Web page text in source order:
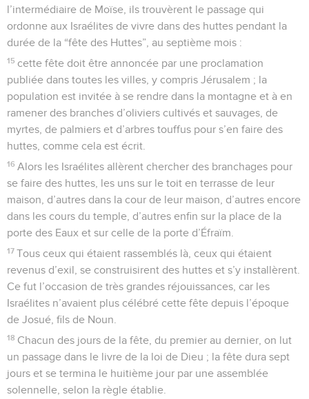
l’intermédiaire de Moïse, ils trouvèrent le passage qui
ordonne aux Israélites de vivre dans des huttes pendant la
durée de la “fête des Huttes”, au septième mois :
15 cette fête doit être annoncée par une proclamation
publiée dans toutes les villes, y compris Jérusalem ; la
population est invitée à se rendre dans la montagne et à en
ramener des branches d’oliviers cultivés et sauvages, de
myrtes, de palmiers et d’arbres touffus pour s’en faire des
huttes, comme cela est écrit.
16 Alors les Israélites allèrent chercher des branchages pour
se faire des huttes, les uns sur le toit en terrasse de leur
maison, d’autres dans la cour de leur maison, d’autres encore
dans les cours du temple, d’autres enfin sur la place de la
porte des Eaux et sur celle de la porte d’Éfraïm.
17 Tous ceux qui étaient rassemblés là, ceux qui étaient
revenus d’exil, se construisirent des huttes et s’y installèrent.
Ce fut l’occasion de très grandes réjouissances, car les
Israélites n’avaient plus célébré cette fête depuis l’époque
de Josué, fils de Noun.
18 Chacun des jours de la fête, du premier au dernier, on lut
un passage dans le livre de la loi de Dieu ; la fête dura sept
jours et se termina le huitième jour par une assemblée
solennelle, selon la règle établie.